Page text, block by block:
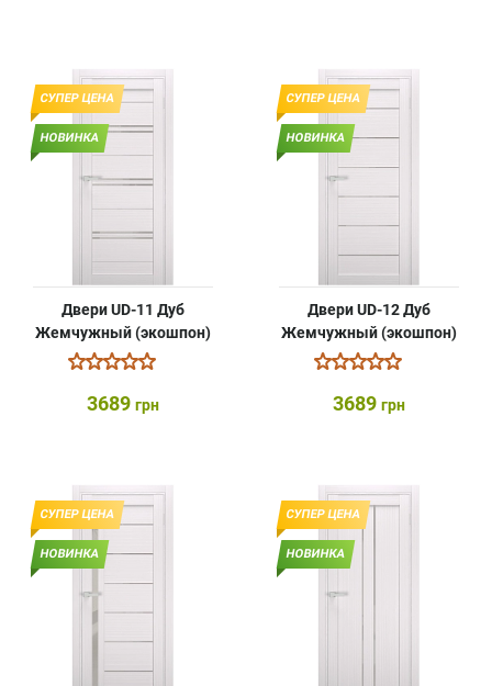
СУПЕР ЦЕНА
НОВИНКА
Двери UD-11 Дуб
Жемчужный (экошпон)
3689 грн
СУПЕР ЦЕНА
НОВИНКА
Двери UD-12 Дуб
Жемчужный (экошпон)
3689 грн
СУПЕР ЦЕНА
НОВИНКА
СУПЕР ЦЕНА
НОВИНКА